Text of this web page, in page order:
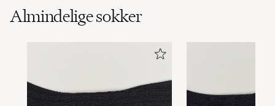
Almindelige sokker